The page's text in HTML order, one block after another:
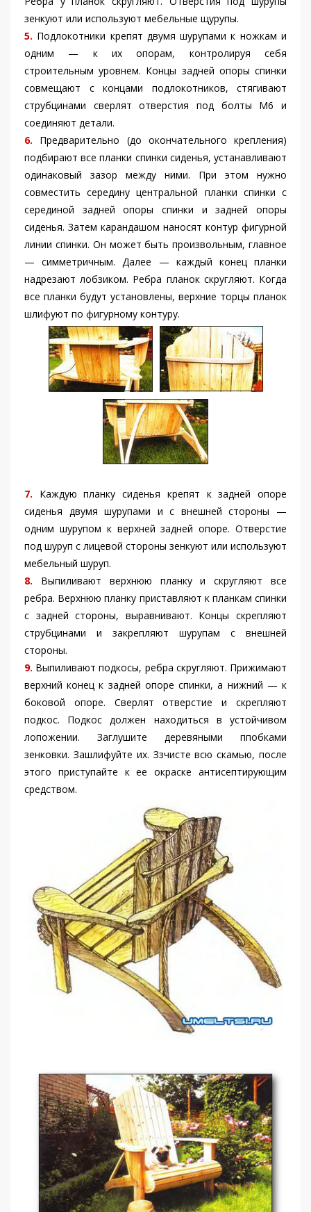
зенкуют или используют мебельные щурупы.
5. Подлокотники крепят двумя шурупами к ножкам и
одним — к их опорам, контролируя себя
строительным уровнем. Концы задней опоры спинки
совмещают с концами подлокотников, стягивают
струбцинами сверлят отверстия под болты М6 и
соединяют детали.
6. Предварительно (до окончательного крепления)
подбирают все планки спинки сиденья, устанавливают
одинаковый зазор между ними. При этом нужно
совместить середину центральной планки спинки с
серединой задней опоры спинки и задней опоры
сиденья. Затем карандашом наносят контур фигурной
линии спинки. Он может быть произвольным, главное
— симметричным. Далее — каждый конец планки
надрезают лобзиком. Ребра планок скругляют. Когда
все планки будут установлены, верхние торцы планок
шлифуют по фигурному контуру.
7. Каждую планку сиденья крепят к задней опоре
сиденья двумя шурупами и с внешней стороны —
одним шурупом к верхней задней опоре. Отверстие
под шуруп с лицевой стороны зенкуют или используют
мебельный шуруп.
8. Выпиливают верхнюю планку и скругляют все
ребра. Верхнюю планку приставляют к планкам спинки
с задней стороны, выравнивают. Концы скрепляют
струбцинами и закрепляют шурупам с внешней
стороны.
9. Выпиливают подкосы, ребра скругляют. Прижимают
верхний конец к задней опоре спинки, а нижний — к
боковой опоре. Сверлят отверстие и скрепляют
подкос. Подкос должен находиться в устойчивом
лопожении. Заглушите деревяными ппобками
зенковки. Зашлифуйте их. Ззчисте всю скамью, после
этого приступайте к ее окраске антисептирующим
средством.